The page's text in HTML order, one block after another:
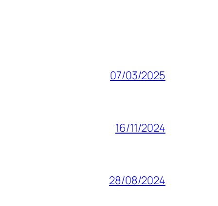
07/03/2025
16/11/2024
28/08/2024